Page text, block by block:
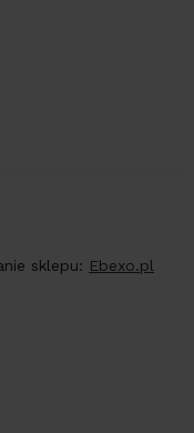
sklepu: Ebexo.pl